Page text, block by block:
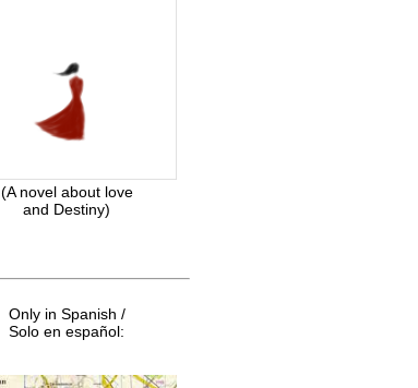
(A novel about love
and Destiny)
Only in Spanish /
Solo en español: